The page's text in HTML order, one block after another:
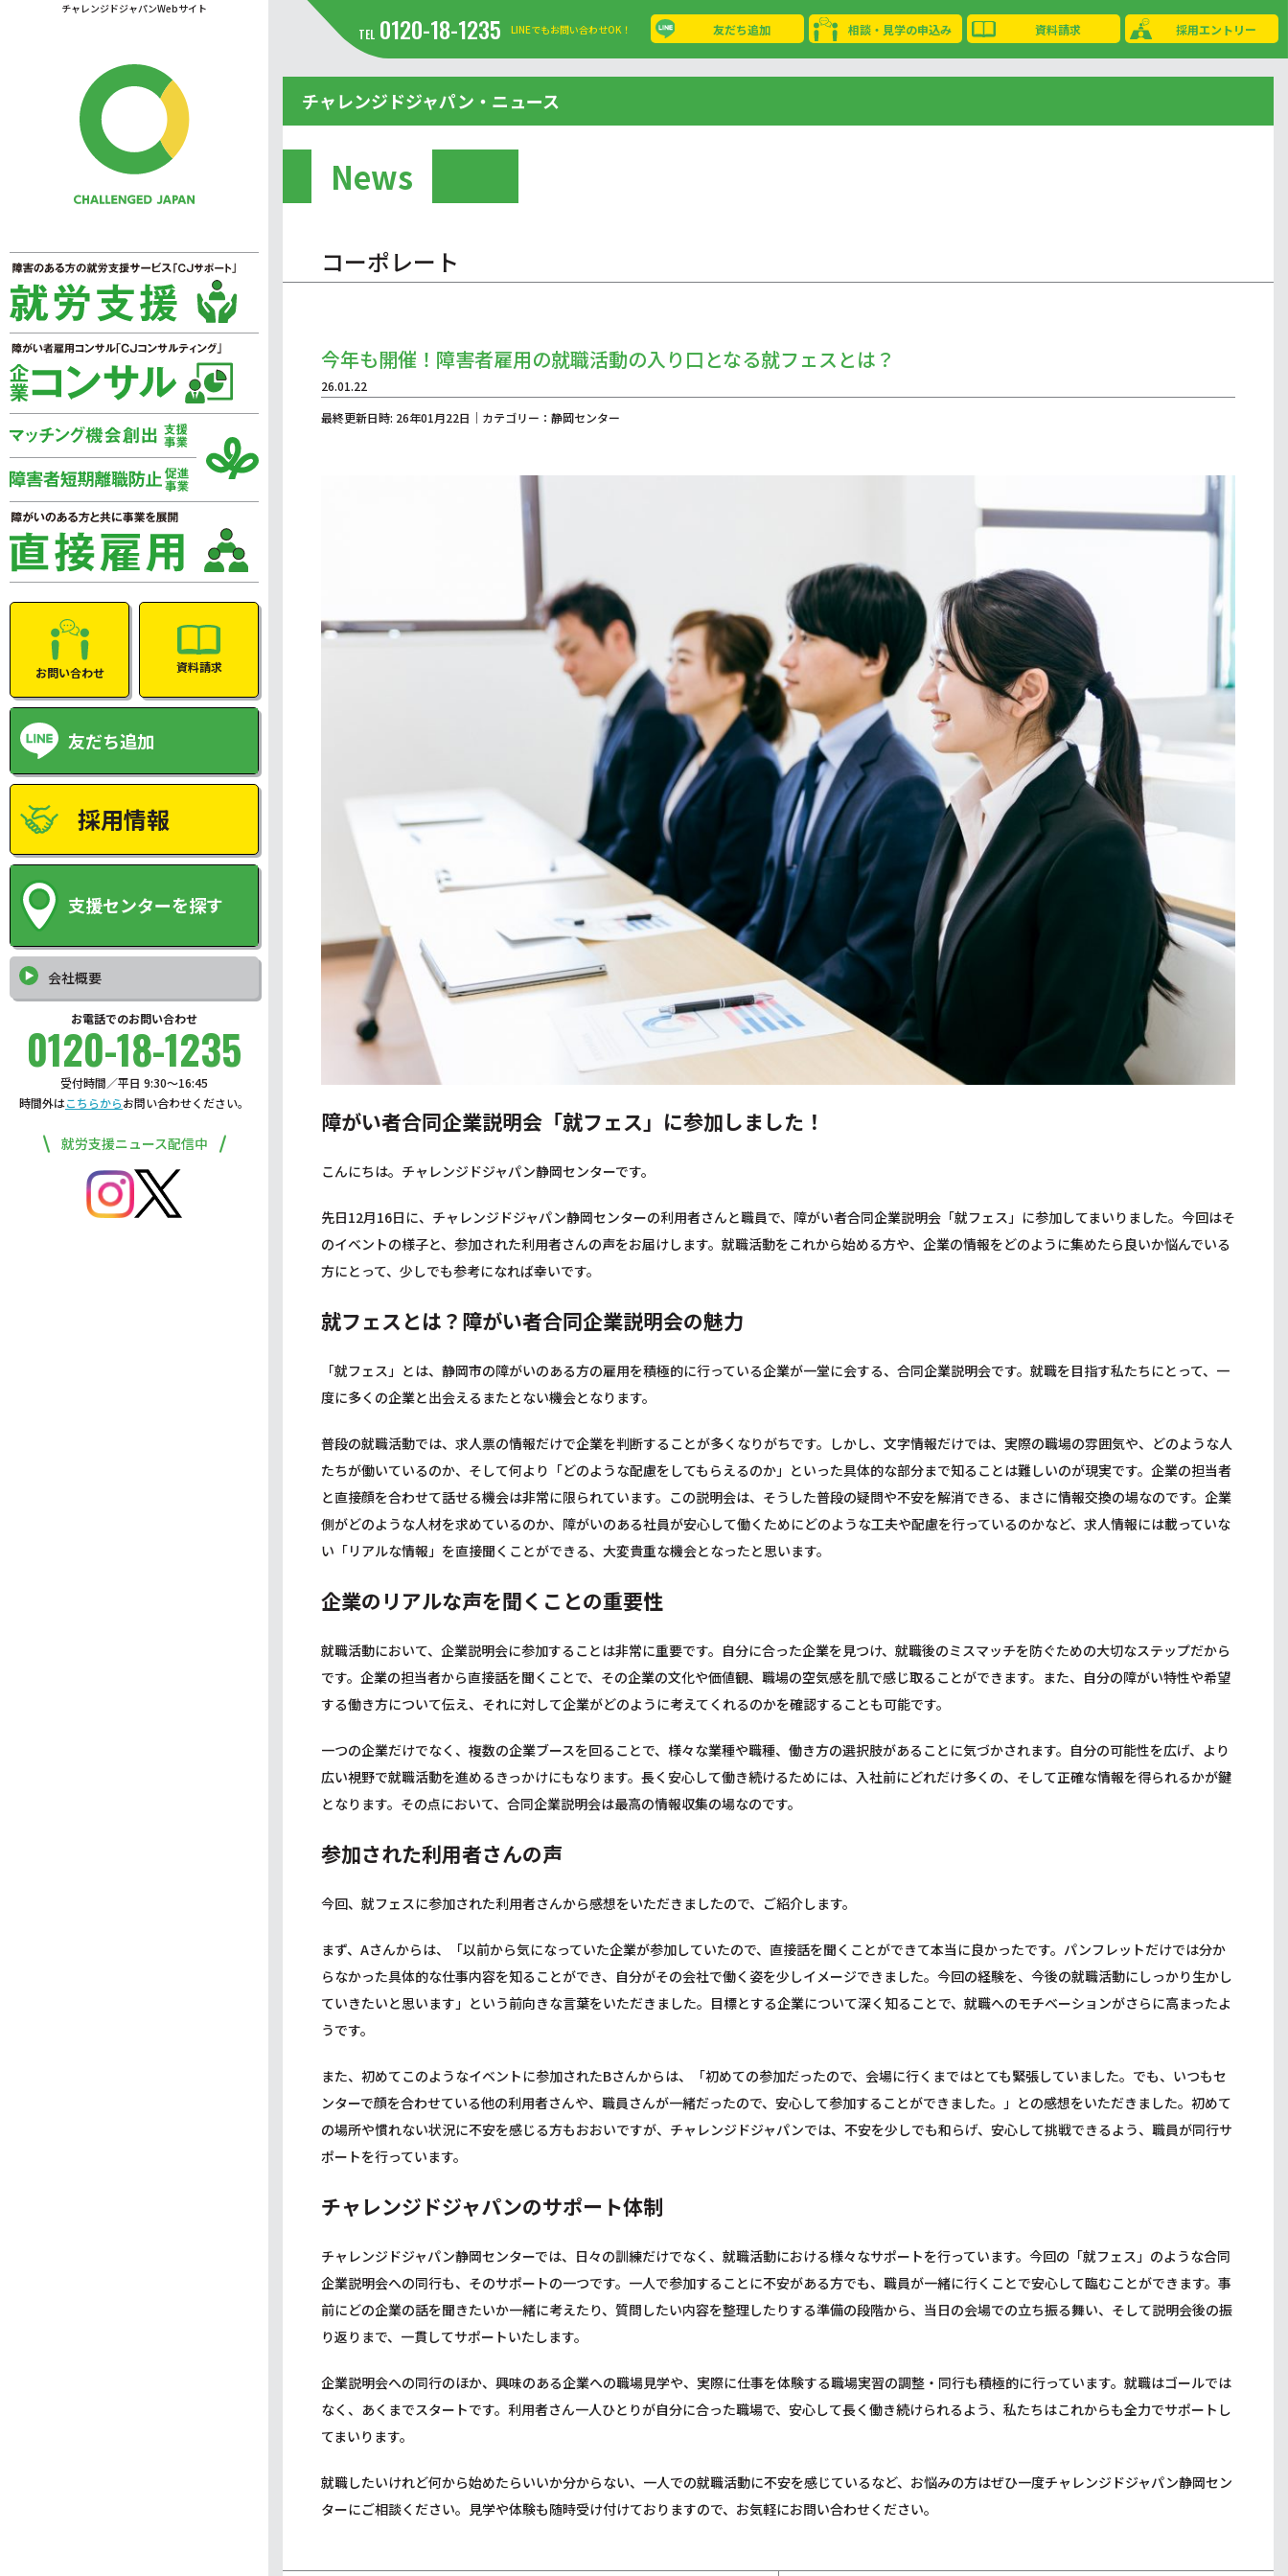
チャレンジドジャパンWebサイト
お問い合わせ 資料請求
友だち追加
採用情報
支援センターを探す
会社概要
お電話でのお問い合わせ
0120-18-1235
受付時間／平日 9:30〜16:45
時間外はこちらからお問い合わせください。
就労支援ニュース配信中
TEL 0120-18-1235 LINEでもお問い合わせOK！ 友だち追加 相談・見学の申込み 資料請求 採用エントリー
チャレンジドジャパン・ニュース
News
コーポレート
今年も開催！障害者雇用の就職活動の入り口となる就フェスとは？
26.01.22
最終更新日時: 26年01月22日｜カテゴリー：静岡センター
障がい者合同企業説明会「就フェス」に参加しました！
こんにちは。チャレンジドジャパン静岡センターです。
先日12月16日に、チャレンジドジャパン静岡センターの利用者さんと職員で、障がい者合同企業説明会「就フェス」に参加してまいりました。今回はそ
のイベントの様子と、参加された利用者さんの声をお届けします。就職活動をこれから始める方や、企業の情報をどのように集めたら良いか悩んでいる
方にとって、少しでも参考になれば幸いです。
就フェスとは？障がい者合同企業説明会の魅力
「就フェス」とは、静岡市の障がいのある方の雇用を積極的に行っている企業が一堂に会する、合同企業説明会です。就職を目指す私たちにとって、一
度に多くの企業と出会えるまたとない機会となります。
普段の就職活動では、求人票の情報だけで企業を判断することが多くなりがちです。しかし、文字情報だけでは、実際の職場の雰囲気や、どのような人
たちが働いているのか、そして何より「どのような配慮をしてもらえるのか」といった具体的な部分まで知ることは難しいのが現実です。企業の担当者
と直接顔を合わせて話せる機会は非常に限られています。この説明会は、そうした普段の疑問や不安を解消できる、まさに情報交換の場なのです。企業
側がどのような人材を求めているのか、障がいのある社員が安心して働くためにどのような工夫や配慮を行っているのかなど、求人情報には載っていな
い「リアルな情報」を直接聞くことができる、大変貴重な機会となったと思います。
企業のリアルな声を聞くことの重要性
就職活動において、企業説明会に参加することは非常に重要です。自分に合った企業を見つけ、就職後のミスマッチを防ぐための大切なステップだから
です。企業の担当者から直接話を聞くことで、その企業の文化や価値観、職場の空気感を肌で感じ取ることができます。また、自分の障がい特性や希望
する働き方について伝え、それに対して企業がどのように考えてくれるのかを確認することも可能です。
一つの企業だけでなく、複数の企業ブースを回ることで、様々な業種や職種、働き方の選択肢があることに気づかされます。自分の可能性を広げ、より
広い視野で就職活動を進めるきっかけにもなります。長く安心して働き続けるためには、入社前にどれだけ多くの、そして正確な情報を得られるかが鍵
となります。その点において、合同企業説明会は最高の情報収集の場なのです。
参加された利用者さんの声
今回、就フェスに参加された利用者さんから感想をいただきましたので、ご紹介します。
まず、Aさんからは、「以前から気になっていた企業が参加していたので、直接話を聞くことができて本当に良かったです。パンフレットだけでは分か
らなかった具体的な仕事内容を知ることができ、自分がその会社で働く姿を少しイメージできました。今回の経験を、今後の就職活動にしっかり生かし
ていきたいと思います」という前向きな言葉をいただきました。目標とする企業について深く知ることで、就職へのモチベーションがさらに高まったよ
うです。
また、初めてこのようなイベントに参加されたBさんからは、「初めての参加だったので、会場に行くまではとても緊張していました。でも、いつもセ
ンターで顔を合わせている他の利用者さんや、職員さんが一緒だったので、安心して参加することができました。」との感想をいただきました。初めて
の場所や慣れない状況に不安を感じる方もおおいですが、チャレンジドジャパンでは、不安を少しでも和らげ、安心して挑戦できるよう、職員が同行サ
ポートを行っています。
チャレンジドジャパンのサポート体制
チャレンジドジャパン静岡センターでは、日々の訓練だけでなく、就職活動における様々なサポートを行っています。今回の「就フェス」のような合同
企業説明会への同行も、そのサポートの一つです。一人で参加することに不安がある方でも、職員が一緒に行くことで安心して臨むことができます。事
前にどの企業の話を聞きたいか一緒に考えたり、質問したい内容を整理したりする準備の段階から、当日の会場での立ち振る舞い、そして説明会後の振
り返りまで、一貫してサポートいたします。
企業説明会への同行のほか、興味のある企業への職場見学や、実際に仕事を体験する職場実習の調整・同行も積極的に行っています。就職はゴールでは
なく、あくまでスタートです。利用者さん一人ひとりが自分に合った職場で、安心して長く働き続けられるよう、私たちはこれからも全力でサポートし
てまいります。
就職したいけれど何から始めたらいいか分からない、一人での就職活動に不安を感じているなど、お悩みの方はぜひ一度チャレンジドジャパン静岡セン
ターにご相談ください。見学や体験も随時受け付けておりますので、お気軽にお問い合わせください。